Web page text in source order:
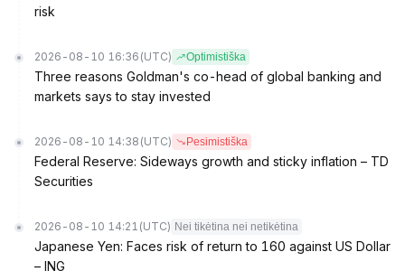
risk
2026-08-10 16:36 (UTC) Optimistiška
Three reasons Goldman's co-head of global banking and
markets says to stay invested
2026-08-10 14:38 (UTC) Pesimistiška
Federal Reserve: Sideways growth and sticky inflation – TD
Securities
2026-08-10 14:21 (UTC) Nei tikėtina nei netikėtina
Japanese Yen: Faces risk of return to 160 against US Dollar
– ING